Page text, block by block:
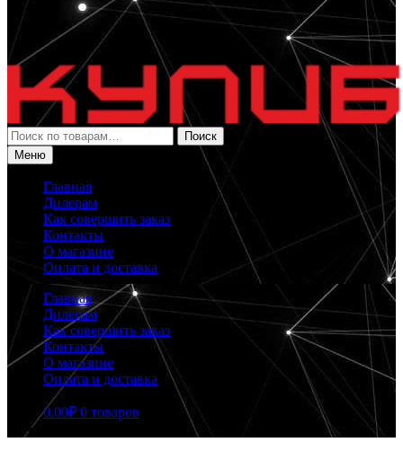
Искать:
Поиск
Меню
Главная
Дилерам
Как совершить заказ
Контакты
О магазине
Оплата и доставка
Главная
Дилерам
Как совершить заказ
Контакты
О магазине
Оплата и доставка
0.00₽ 0 товаров